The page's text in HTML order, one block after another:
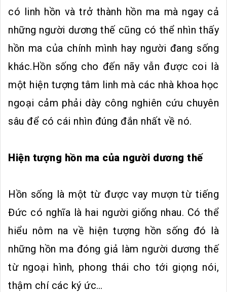
có linh hồn và trở thành hồn ma mà ngay cả
những người dương thế cũng có thể nhìn thấy
hồn ma của chính mình hay người đang sống
khác.Hồn sống cho đến nãy vẫn được coi là
một hiện tượng tâm linh mà các nhà khoa học
ngoại cảm phải dày công nghiên cứu chuyên
sâu để có cái nhìn đúng đắn nhất về nó.
Hiện tượng hồn ma của người dương thế
Hồn sống là một từ được vay mượn từ tiếng
Đức có nghĩa là hai người giống nhau. Có thể
hiểu nôm na về hiện tượng hồn sống đó là
những hồn ma đóng giả làm người dương thế
từ ngoại hình, phong thái cho tới giọng nói,
thậm chí các ký ức…